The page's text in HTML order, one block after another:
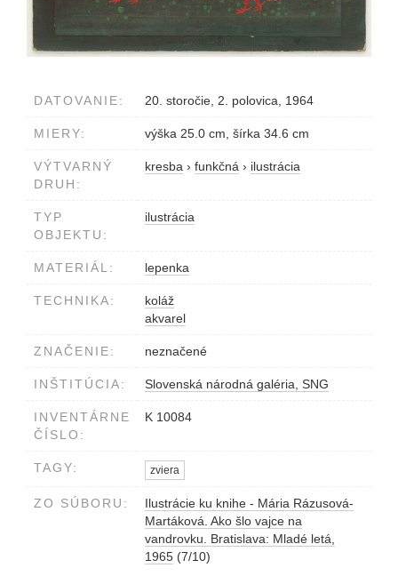
DATOVANIE: 20. storočie, 2. polovica, 1964
MIERY: výška 25.0 cm, šírka 34.6 cm
VÝTVARNÝ
DRUH:
kresba › funkčná › ilustrácia
TYP
OBJEKTU:
ilustrácia
MATERIÁL: lepenka
TECHNIKA:
koláž
akvarel
ZNAČENIE: neznačené
INŠTITÚCIA: Slovenská národná galéria, SNG
INVENTÁRNE
ČÍSLO:
K 10084
TAGY: zviera
ZO SÚBORU:
Ilustrácie ku knihe - Mária Rázusová-
Martáková. Ako šlo vajce na
vandrovku. Bratislava: Mladé letá,
1965 (7/10)